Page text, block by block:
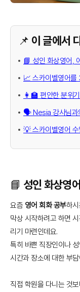
📌 이 글에서
📘 성인 화상영어,
📈 스카이벨영어를
👩‍🏫 편안한 분위
🗣️ Nesia 강사님과
💡 스카이벨영어
📘 성인 화상영
요즘 영어 회화 공부하
막상 시작하려고 하면
리기 마련인데요.
특히 바쁜 직장인이나
시간과 장소에 대한 부
직접 학원을 다니는 것